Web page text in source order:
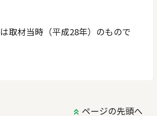
取材当時（平成28年）のもので
ページの先頭へ